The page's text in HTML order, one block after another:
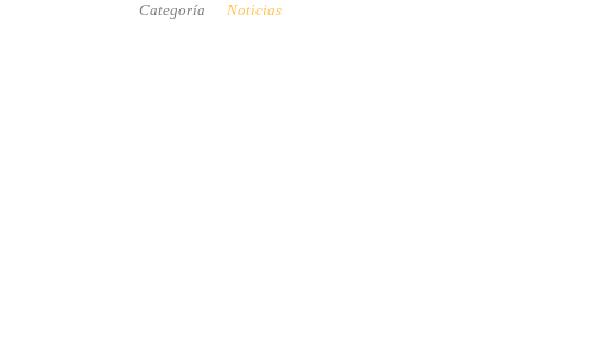
Categoría Noticias